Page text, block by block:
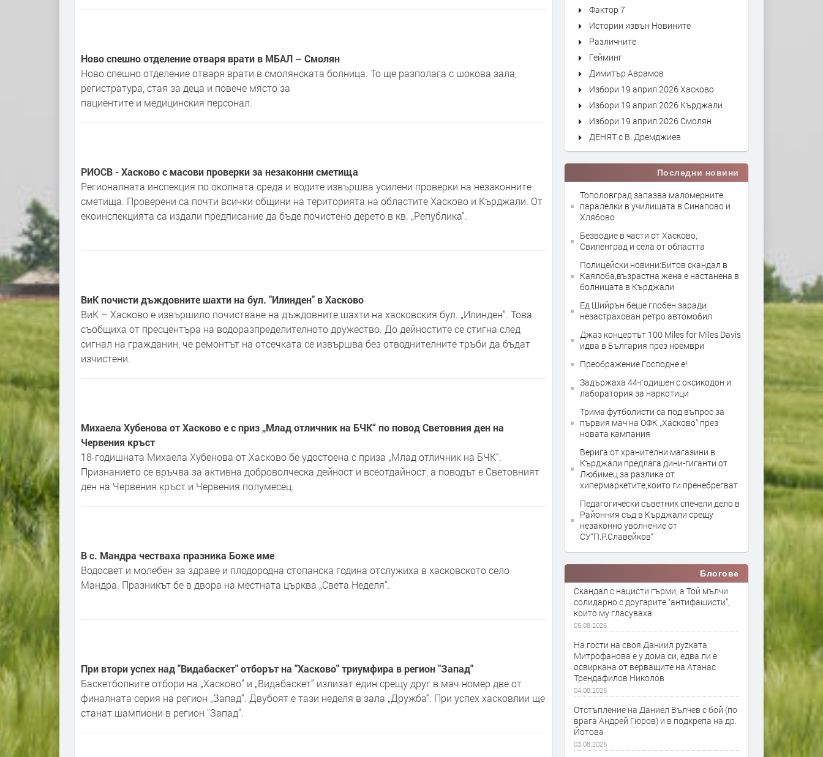
Ново спешно отделение отваря врати в МБАЛ – Смолян
Ново спешно отделение отваря врати в смолянската болница. То ще разполага с шокова зала,
регистратура, стая за деца и повече място за
пациентите и медицинския персонал.
РИОСВ - Хасково с масови проверки за незаконни сметища
Регионалната инспекция по околната среда и водите извършва усилени проверки на незаконните
сметища. Проверени са почти всички общини на територията на областите Хасково и Кърджали. От
екоинспекцията са издали предписание да бъде почистено дерето в кв. „Република“.
ВиК почисти дъждовните шахти на бул. "Илинден" в Хасково
ВиК – Хасково е извършило почистване на дъждовните шахти на хасковския бул. „Илинден“. Това
съобщиха от пресцентъра на водоразпределителното дружество. До дейностите се стигна след
сигнал на гражданин, че ремонтът на отсечката се извършва без отводнителните тръби да бъдат
изчистени.
Михаела Хубенова от Хасково е с приз „Млад отличник на БЧК“ по повод Световния ден на
Червения кръст
18-годишната Михаела Хубенова от Хасково бе удостоена с приза „Млад отличник на БЧК“.
Признанието се връчва за активна доброволческа дейност и всеотдайност, а поводът е Световният
ден на Червения кръст и Червения полумесец.
В с. Мандра честваха празника Боже име
Водосвет и молебен за здраве и плодородна стопанска година отслужиха в хасковското село
Мандра. Празникът бе в двора на местната църква „Света Неделя“.
При втори успех над "Видабаскет" отборът на "Хасково" триумфира в регион "Запад"
Баскетболните отбори на „Хасково“ и „Видабаскет“ излизат един срещу друг в мач номер две от
финалната серия на регион „Запад“. Двубоят е тази неделя в зала „Дружба“. При успех хасковлии ще
станат шампиони в регион "Запад".
Фактор 7
Истории извън Новините
Различните
Гейминг
Димитър Аврамов
Избори 19 април 2026 Хасково
Избори 19 април 2026 Кърджали
Избори 19 април 2026 Смолян
ДЕНЯТ с В. Дремджиев
Последни новини
Тополовград запазва маломерните
паралелки в училищата в Синапово и
Хлябово
Безводие в части от Хасково,
Свиленград и села от областта
Полицейски новини:Битов скандал в
Каялоба,възрастна жена е настанена в
болницата в Кърджали
Ед Шийрън беше глобен заради
незастрахован ретро автомобил
Джаз концертът 100 Miles for Miles Davis
идва в България през ноември
Преображение Господне е!
Задържаха 44-годишен с оксикодон и
лаборатория за наркотици
Трима футболисти са под въпрос за
първия мач на ОФК „Хасково“ през
новата кампания
Верига от хранителни магазини в
Кърджали предлага дини-гиганти от
Любимец за разлика от
хипермаркетите,които ги пренебрегват
Педагогически съветник спечели дело в
Районния съд в Кърджали срещу
незаконно уволнение от
СУ“П.Р.Славейков“
Блогове
Скандал с нацисти гърми, а Той мълчи
солидарно с другарите “антифашисти”,
които му гласуваха
05.08.2026
На гости на своя Даниил руzката
Митрофанова е у дома си, едва ли е
освиркана от верващите на Атанас
Трендафилов Николов
04.08.2026
Отстъпление на Даниел Вълчев с бой (по
врага Андрей Гюров) и в подкрепа на др.
Йотова
03.08.2026